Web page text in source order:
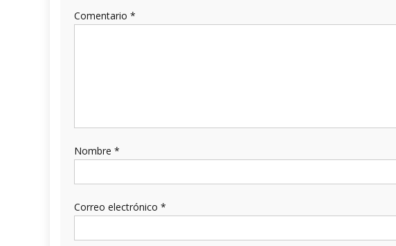
Comentario *
Nombre *
Correo electrónico *